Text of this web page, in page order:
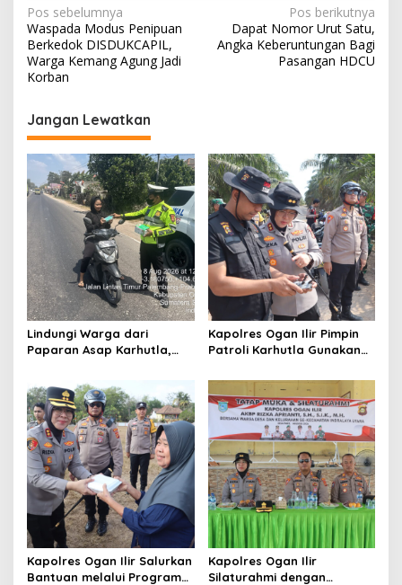
N
a
v
i
g
a
s
i
p
o
s
Pos sebelumnya
Waspada Modus Penipuan
Berkedok DISDUKCAPIL,
Warga Kemang Agung Jadi
Korban
Pos berikutnya
Dapat Nomor Urut Satu,
Angka Keberuntungan Bagi
Pasangan HDCU
Jangan Lewatkan
Lindungi Warga dari
Paparan Asap Karhutla,
Masker dan Atur Lalu Lintas
di Lokasi Kebakaran
Kapolres Ogan Ilir Pimpin
Patroli Karhutla Gunakan
Perkuat Kesiapsiagaan
Hadapi Musim Kemarau
Kapolres Ogan Ilir Salurkan
Bantuan melalui Program
Kapolres Ogan Ilir
Silaturahmi dengan